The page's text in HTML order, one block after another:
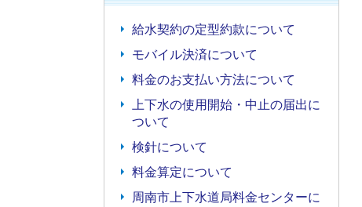
給水契約の定型約款について
モバイル決済について
料金のお支払い方法について
上下水の使用開始・中止の届出に
ついて
検針について
料金算定について
周南市上下水道局料金センターに